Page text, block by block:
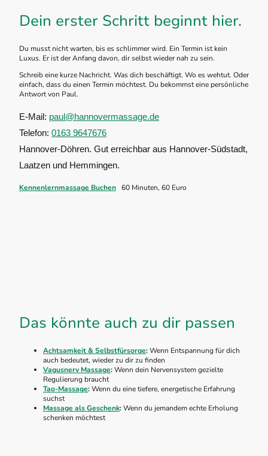
Dein erster Schritt beginnt hier.
Du musst nicht warten, bis es schlimmer wird. Ein Termin ist kein
Luxus. Er ist der Anfang davon, dir selbst wieder nah zu sein.
Schreib eine kurze Nachricht. Was dich beschäftigt. Wo es wehtut. Oder
einfach, dass du einen Termin möchtest. Du bekommst eine persönliche
Antwort von Paul.
E-Mail: paul@hannovermassage.de
Telefon: 0163 9647676
Hannover-Döhren. Gut erreichbar aus Hannover-Südstadt,
Laatzen und Hemmingen.
Kennenlernmassage Buchen 60 Minuten, 60 Euro
Das könnte auch zu dir passen
Achtsamkeit & Selbstfürsorge:Wenn Entspannung für dich
auch bedeutet, wieder zu dir zu finden
Vagusnerv Massage:Wenn dein Nervensystem gezielte
Regulierung braucht
Tao-Massage:Wenn du eine tiefere, energetische Erfahrung
suchst
Massage als Geschenk:Wenn du jemandem echte Erholung
schenken möchtest